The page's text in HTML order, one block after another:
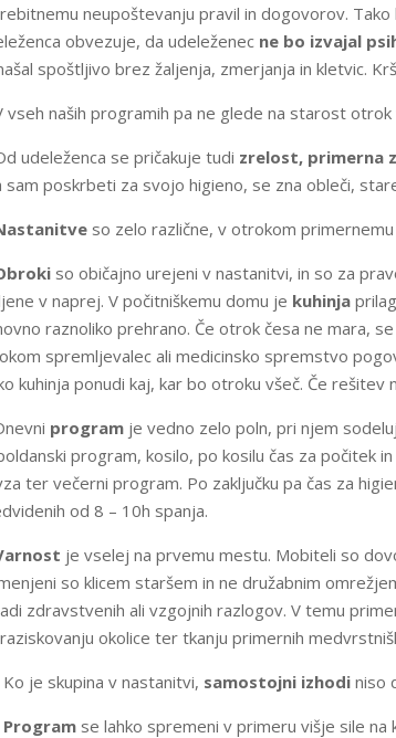
neupoštevanju pravil in dogovorov.
obvezuje, da udeleženec ne bo izvajal
spoštljivo brez žaljenja, zmerjanja in kletvic.
vseh naših programih pa ne glede na starost otrok
udeleženca se pričakuje tudi zrelost, primerna
sam poskrbeti za svojo higieno, se zna obleči,
so zelo različne, v otrokom
so običajno urejeni v nastanitvi, in so za
v naprej. V počitniškemu domu je kuhinja
raznoliko prehrano. Če otrok česa ne mara,
spremljevalec ali medicinsko spremstvo
kuhinja ponudi kaj, kar bo otroku všeč. Če
program je vedno zelo poln, pri njem
program, kosilo, po kosilu čas za počitek
ter večerni program. Po zaključku pa čas za
od 8 – 10h spanja.
je vselej na prvemu mestu. Mobiteli so
so klicem staršem in ne družabnim
zdravstvenih ali vzgojnih razlogov. V temu
okolice ter tkanju primernih
Ko je skupina v nastanitvi, samostojni izhodiniso
Program se lahko spremeni v primeru višje sile